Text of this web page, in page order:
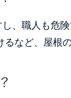
、職人も危険
など、屋根